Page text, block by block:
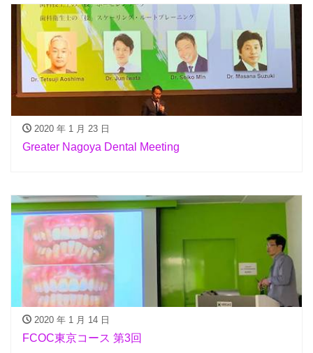
2020 年 1 月 23 日
Greater Nagoya Dental Meeting
2020 年 1 月 14 日
FCOC東京コース 第3回